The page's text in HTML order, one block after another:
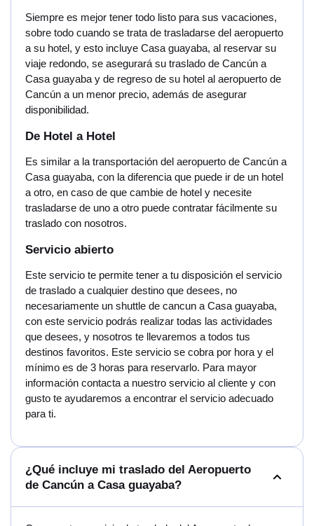
Siempre es mejor tener todo listo para sus vacaciones,
sobre todo cuando se trata de trasladarse del aeropuerto
a su hotel, y esto incluye Casa guayaba, al reservar su
viaje redondo, se asegurará su traslado de Cancún a
Casa guayaba y de regreso de su hotel al aeropuerto de
Cancún a un menor precio, además de asegurar
disponibilidad.
De Hotel a Hotel
Es similar a la transportación del aeropuerto de Cancún a
Casa guayaba, con la diferencia que puede ir de un hotel
a otro, en caso de que cambie de hotel y necesite
trasladarse de uno a otro puede contratar fácilmente su
traslado con nosotros.
Servicio abierto
Este servicio te permite tener a tu disposición el servicio
de traslado a cualquier destino que desees, no
necesariamente un shuttle de cancun a Casa guayaba,
con este servicio podrás realizar todas las actividades
que desees, y nosotros te llevaremos a todos tus
destinos favoritos. Este servicio se cobra por hora y el
mínimo es de 3 horas para reservarlo. Para mayor
información contacta a nuestro servicio al cliente y con
gusto te ayudaremos a encontrar el servicio adecuado
para ti.
¿Qué incluye mi traslado del Aeropuerto
de Cancún a Casa guayaba?